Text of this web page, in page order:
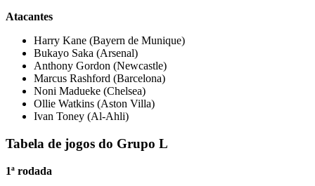
Atacantes
Harry Kane (Bayern de Munique)
Bukayo Saka (Arsenal)
Anthony Gordon (Newcastle)
Marcus Rashford (Barcelona)
Noni Madueke (Chelsea)
Ollie Watkins (Aston Villa)
Ivan Toney (Al-Ahli)
Tabela de jogos do Grupo L
1ª rodada